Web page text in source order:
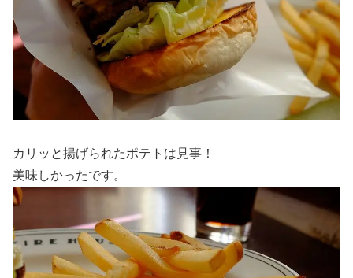
カリッと揚げられたポテトは見事！
美味しかったです。